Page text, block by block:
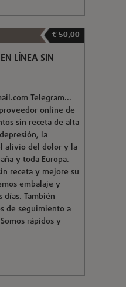
€ 50,00
LÍNEA SIN
Telegram...
online de
sin receta de alta
la
alivio del dolor y la
y toda Europa.
receta y mejore su
embalaje y
También
de seguimiento a
rápidos y